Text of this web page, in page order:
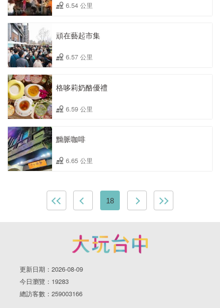
6.54 公里
頑在藝起市集
6.57 公里
格哆莉奶酪優禮
6.59 公里
黝脈咖啡
6.65 公里
18
更新日期：2026-08-09
今日瀏覽：19283
總訪客數：259003166